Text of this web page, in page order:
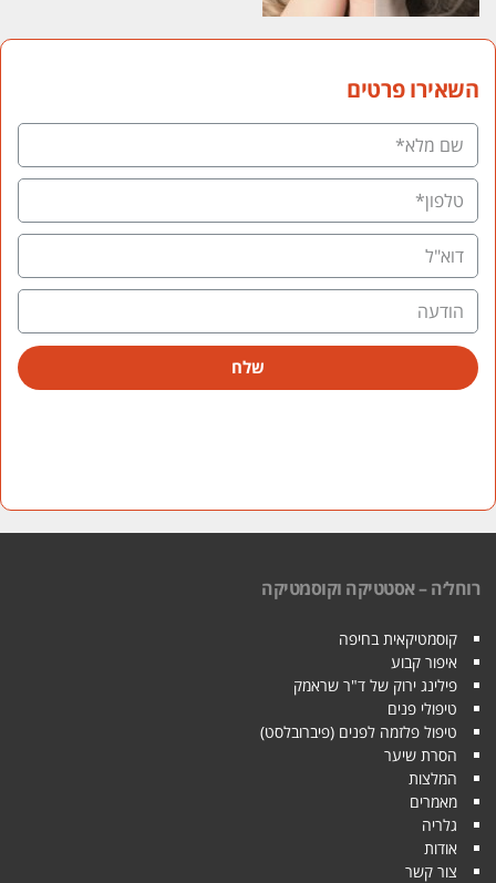
השאירו פרטים
שלח
רוחל׳ה – אסטטיקה וקוסמטיקה
קוסמטיקאית בחיפה
איפור קבוע
פילינג ירוק של ד"ר שראמק
טיפולי פנים
טיפול פלזמה לפנים (פיברובלסט)
הסרת שיער
המלצות
מאמרים
גלריה
אודות
צור קשר